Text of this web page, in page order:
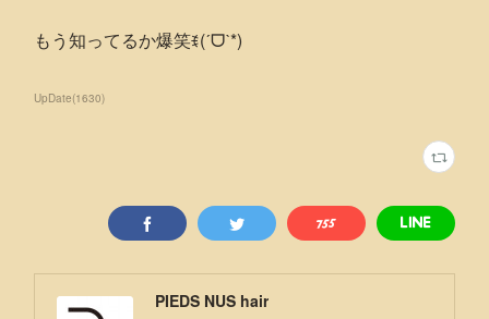
もう知ってるか爆笑ꉂ(ˊᗜˋ*)
UpDate(1630)
PIEDS NUS hair